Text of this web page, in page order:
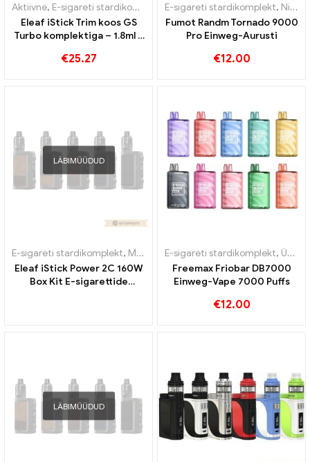
Aktiivne, E-sigareti stardikomplekt
Eleaf iStick Trim koos GS
Turbo komplektiga – 1.8ml &
hulgimüük 丨 Kohandatud
€25.27
E-sigareti stardikomplekt, Nikotiiniga ühekordne e-sigaret
Fumot Randm Tornado 9000
Pro Einweg-Aurusti
€12.00
LÄBIMÜÜDUD
E-sigareti stardikomplekt, Mod
Eleaf iStick Power 2C 160W
Box Kit E-sigarettide
E-sigareti stardikomplekt, Ühekordsed e-sigaretid
Freemax Friobar DB7000
Einweg-Vape 7000 Puffs
€12.00
LÄBIMÜÜDUD